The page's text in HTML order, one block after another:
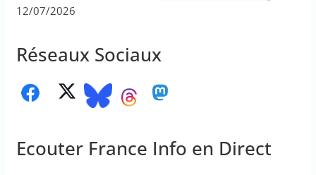
12/07/2026
Réseaux Sociaux
Ecouter France Info en Direct